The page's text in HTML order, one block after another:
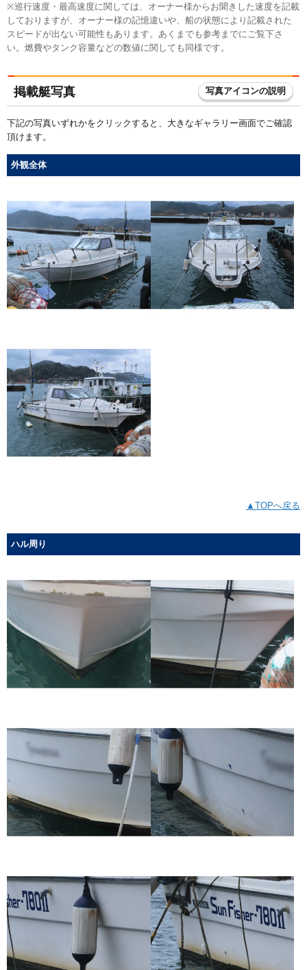
※巡行速度・最高速度に関しては、オーナー様からお聞きした速度を記載
しておりますが、オーナー様の記憶違いや、船の状態により記載された
スピードが出ない可能性もあります。あくまでも参考までにご覧下さ
い。燃費やタンク容量などの数値に関しても同様です。
掲載艇写真 写真アイコンの説明
下記の写真いずれかをクリックすると、大きなギャラリー画面でご確認
頂けます。
外観全体
▲TOPへ戻る
ハル周り